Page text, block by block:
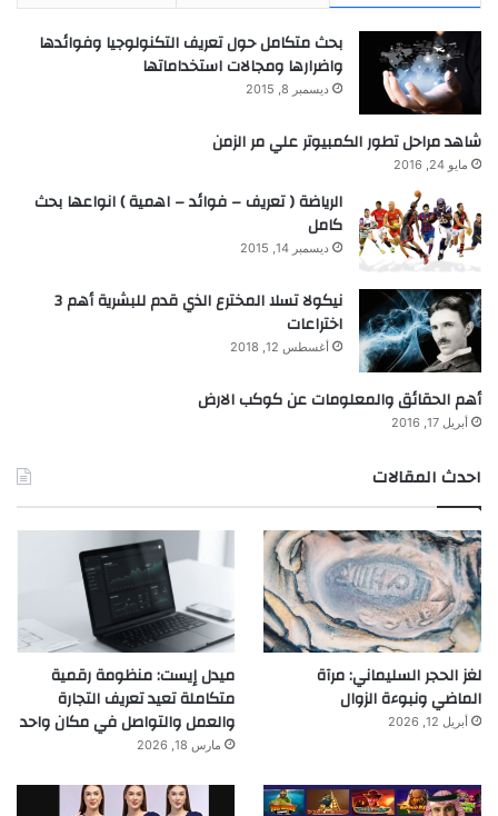
بحث متكامل حول تعريف التكنولوجيا وفوائدها
واضرارها ومجالات استخداماتها
ديسمبر 8, 2015
شاهد مراحل تطور الكمبيوتر علي مر الزمن
مايو 24, 2016
الرياضة ( تعريف – فوائد – اهمية ) انواعها بحث
كامل
ديسمبر 14, 2015
نيكولا تسلا المخترع الذي قدم للبشرية أهم 3
اختراعات
أغسطس 12, 2018
أهم الحقائق والمعلومات عن كوكب الارض
أبريل 17, 2016
احدث المقالات
لغز الحجر السليماني: مرآة
الماضي ونبوءة الزوال
أبريل 12, 2026
ميدل إيست: منظومة رقمية
متكاملة تعيد تعريف التجارة
والعمل والتواصل في مكان واحد
مارس 18, 2026